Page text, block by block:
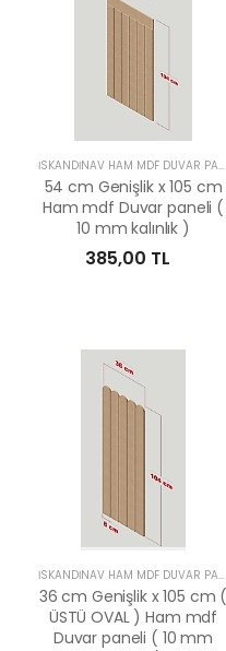
İSKANDİNAV HAM MDF DUVAR PANELLERİ
54 cm Genişlik x 105 cm
Ham mdf Duvar paneli (
10 mm kalınlık )
385,00 TL
İSKANDİNAV HAM MDF DUVAR PANELLERİ
36 cm Genişlik x 105 cm (
ÜSTÜ OVAL ) Ham mdf
Duvar paneli ( 10 mm